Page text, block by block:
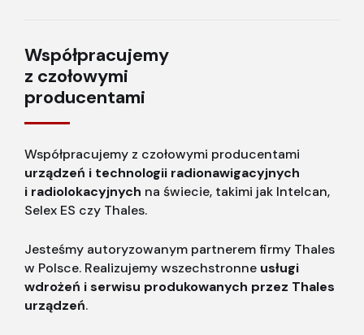
Współpracujemy
z czołowymi
producentami
Współpracujemy z czołowymi producentami
urządzeń i technologii radionawigacyjnych
i radiolokacyjnych na świecie, takimi jak Intelcan,
Selex ES czy Thales.
Jesteśmy autoryzowanym partnerem firmy Thales
w Polsce. Realizujemy wszechstronne usługi
wdrożeń i serwisu produkowanych przez Thales
urządzeń.